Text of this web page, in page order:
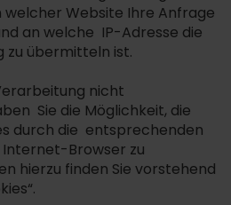
Website Ihre Anfrage
an welche IP-Adresse die
zu übermitteln ist.
nicht
Sie die Möglichkeit, die
durch die entsprechenden
Internet-Browser zu
hierzu finden Sie vorstehend